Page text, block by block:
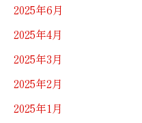
2025年6月
2025年4月
2025年3月
2025年2月
2025年1月